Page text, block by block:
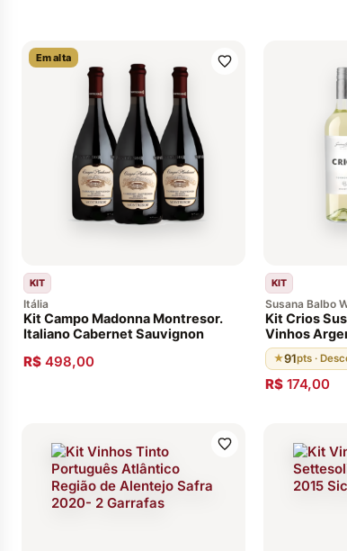
Em alta
KIT
Itália
Kit Campo Madonna Montresor.
Italiano Cabernet Sauvignon
R$ 498,00
KIT
Susana Balbo
Kit Crios
Vinhos
★91pts ·
R$ 174,00